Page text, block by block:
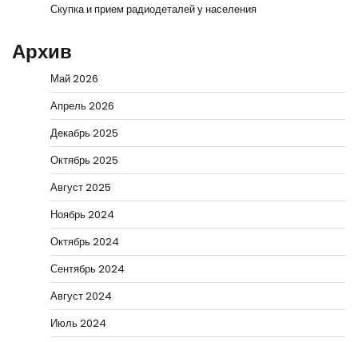
Скупка и прием радиодеталей у населения
Архив
Май 2026
Апрель 2026
Декабрь 2025
Октябрь 2025
Август 2025
Ноябрь 2024
Октябрь 2024
Сентябрь 2024
Август 2024
Июль 2024